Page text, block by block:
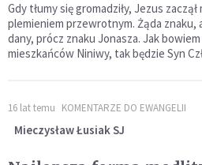
Gdy tłumy się gromadziły, Jezus
plemieniem przewrotnym. Żąda znaku,
dany, prócz znaku Jonasza. Jak
mieszkańców Niniwy, tak będzie Syn
16 lat temu KOMENTARZE DO EWANGELII
Mieczysław Łusiak SJ